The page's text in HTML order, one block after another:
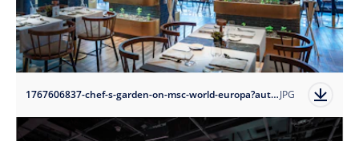
1767606837-chef-s-garden-on-msc-world-europa?auto=formatJPG